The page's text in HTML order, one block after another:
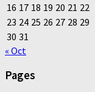
16 17 18 19 20 21 22
23 24 25 26 27 28 29
30 31
« Oct
Pages